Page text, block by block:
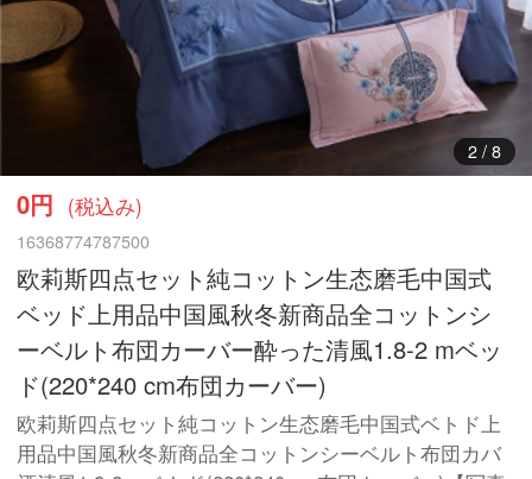
3/ 8
0円 (税込み)
16368774787500
欧莉斯四点セット純コットン生态磨毛中国式
ベッド上用品中国風秋冬新商品全コットンシ
ーベルト布団カーバー酔った清風1.8-2 mベッ
ド(220*240 cm布団カーバー)
欧莉斯四点セット純コットン生态磨毛中国式ベトド上
用品中国風秋冬新商品全コットンシーベルト布団カバ